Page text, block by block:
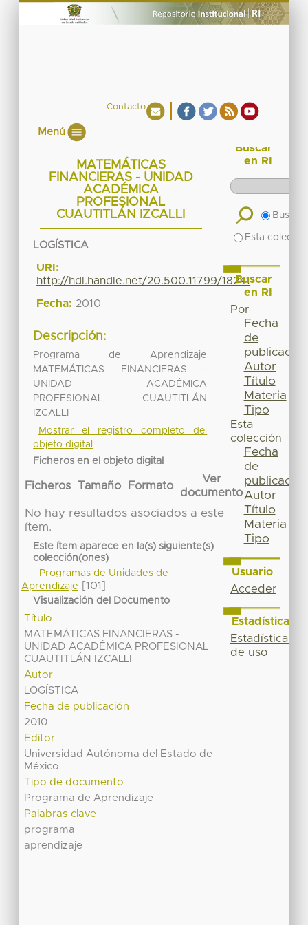
Contacto
Menú
MATEMÁTICAS
FINANCIERAS - UNIDAD
ACADÉMICA
PROFESIONAL
CUAUTITLÁN IZCALLI
LOGÍSTICA
URI:
http://hdl.handle.net/20.500.11799/18241
Fecha: 2010
Descripción:
Programa de Aprendizaje
MATEMÁTICAS FINANCIERAS -
UNIDAD ACADÉMICA
PROFESIONAL CUAUTITLÁN
IZCALLI
Mostrar el registro completo del
objeto digital
Ficheros en el objeto digital
Ficheros Tamaño Formato
Ver
documento
No hay resultados asociados a este
ítem.
Este ítem aparece en la(s) siguiente(s)
colección(ones)
Programas de Unidades de
Aprendizaje
[101]
Visualización del Documento
Título
MATEMÁTICAS FINANCIERAS -
UNIDAD ACADÉMICA PROFESIONAL
CUAUTITLÁN IZCALLI
Autor
LOGÍSTICA
Fecha de publicación
2010
Editor
Universidad Autónoma del Estado de
México
Tipo de documento
Programa de Aprendizaje
Palabras clave
programa
aprendizaje
Buscar
en RI
Buscar
Esta
Buscar
en RI
Por
Fecha
de
publicación
Autor
Título
Materia
Tipo
Esta
colección
Fecha
de
publicación
Autor
Título
Materia
Tipo
Usuario
Acceder
Estadísticas
Estadísticas
de uso